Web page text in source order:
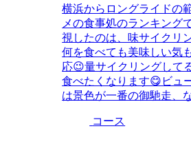
横浜からロングライドの
メの食事処のランキング
視したのは、味サイクリ
何を食べても美味しい気
応😉量サイクリングして
食べたくなります😋ビュ
は景色が一番の御馳走、
コース